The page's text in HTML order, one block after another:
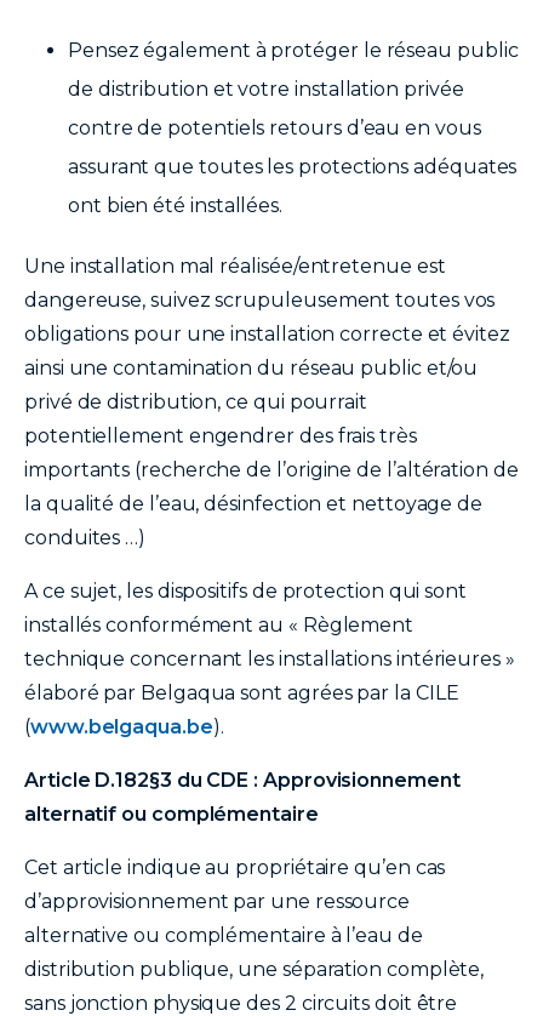
Pensez également à protéger le réseau public
de distribution et votre installation privée
contre de potentiels retours d’eau en vous
assurant que toutes les protections adéquates
ont bien été installées.
Une installation mal réalisée/entretenue est
dangereuse, suivez scrupuleusement toutes vos
obligations pour une installation correcte et évitez
ainsi une contamination du réseau public et/ou
privé de distribution, ce qui pourrait
potentiellement engendrer des frais très
importants (recherche de l’origine de l’altération de
la qualité de l’eau, désinfection et nettoyage de
conduites …)
A ce sujet, les dispositifs de protection qui sont
installés conformément au « Règlement
technique concernant les installations intérieures »
élaboré par Belgaqua sont agrées par la CILE
(www.belgaqua.be).
Article D.182§3 du CDE : Approvisionnement
alternatif ou complémentaire
Cet article indique au propriétaire qu’en cas
d’approvisionnement par une ressource
alternative ou complémentaire à l’eau de
distribution publique, une séparation complète,
sans jonction physique des 2 circuits doit être